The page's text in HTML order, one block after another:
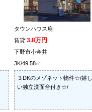
タウンハウス扇
賃貸:3.8万円
下野市小金井
3K/49.58㎡
３DKのメゾネット物件☆/嬉し
い独立洗面台付き☆/